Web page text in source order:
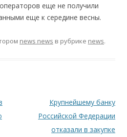
еще не получили
еще к середине весны.
news news в рубрике news.
Крупнейшему банку
Российской Федерации
отказали в закупке